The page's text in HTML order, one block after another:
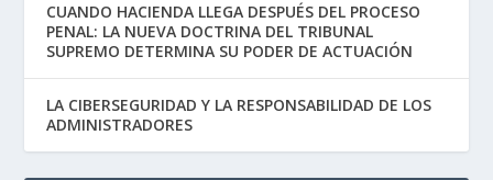
CUANDO HACIENDA LLEGA DESPUÉS DEL PROCESO
PENAL: LA NUEVA DOCTRINA DEL TRIBUNAL
SUPREMO DETERMINA SU PODER DE ACTUACIÓN
LA CIBERSEGURIDAD Y LA RESPONSABILIDAD DE LOS
ADMINISTRADORES